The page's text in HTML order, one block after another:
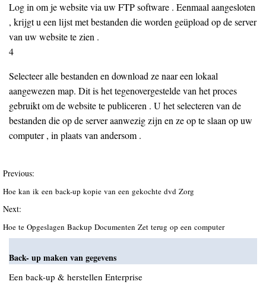
Log in om je website via uw FTP software . Eenmaal aangesloten
, krijgt u een lijst met bestanden die worden geüpload op de server
van uw website te zien .
4
Selecteer alle bestanden en download ze naar een lokaal
aangewezen map. Dit is het tegenovergestelde van het proces
gebruikt om de website te publiceren . U het selecteren van de
bestanden die op de server aanwezig zijn en ze op te slaan op uw
computer , in plaats van andersom .
Previous:
Hoe kan ik een back-up kopie van een gekochte dvd Zorg
Next:
Hoe te Opgeslagen Backup Documenten Zet terug op een computer
Back- up maken van gegevens
Een back-up & herstellen Enterprise